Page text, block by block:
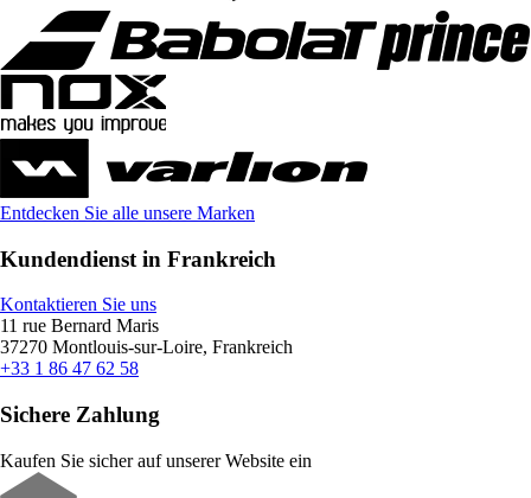
Entdecken Sie alle unsere Marken
Kundendienst in Frankreich
Kontaktieren Sie uns
11 rue Bernard Maris
37270 Montlouis-sur-Loire, Frankreich
+33 1 86 47 62 58
Sichere Zahlung
Kaufen Sie sicher auf unserer Website ein